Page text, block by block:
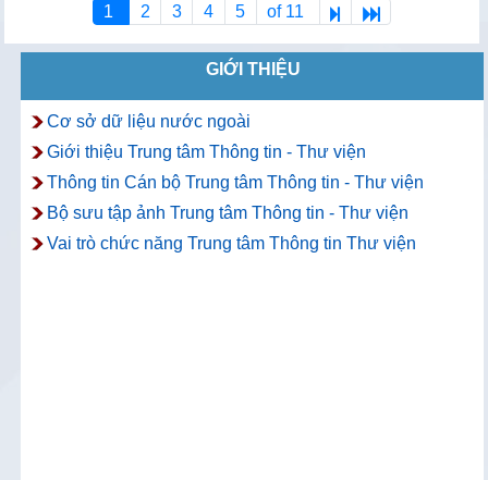
1 2 3 4 5 of 11
GIỚI THIỆU
Cơ sở dữ liệu nước ngoài
Giới thiệu Trung tâm Thông tin - Thư viện
Thông tin Cán bộ Trung tâm Thông tin - Thư viện
Bộ sưu tập ảnh Trung tâm Thông tin - Thư viện
Vai trò chức năng Trung tâm Thông tin Thư viện